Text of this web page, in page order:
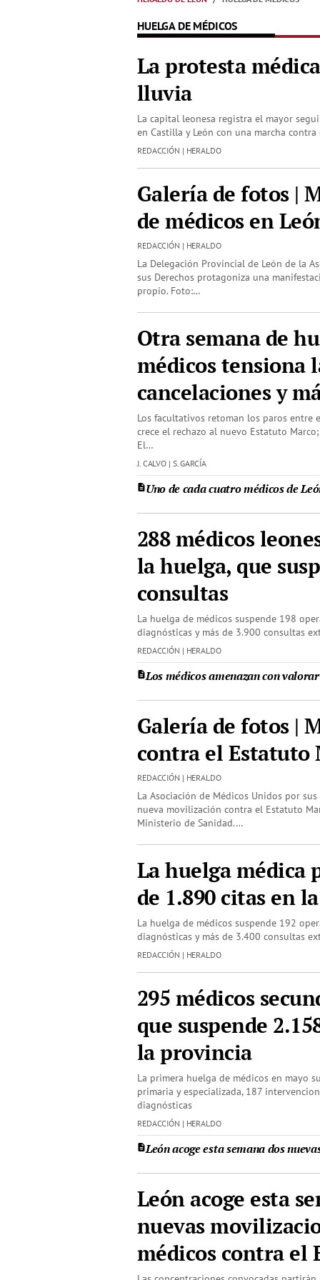
HUELGA DE MÉDICOS
La protesta
lluvia
La capital leonesa registra el mayor
en Castilla y León con una marcha
REDACCIÓN | HERALDO
Galería de fotos |
de médicos en
REDACCIÓN | HERALDO
La Delegación Provincial de León de la
sus Derechos protagoniza una
propio. Foto:…
Otra semana de
médicos tensiona
cancelaciones y
Los facultativos retoman los paros entre
crece el rechazo al nuevo Estatuto
El…
J. CALVO | S. GARCÍA
Uno de cada cuatro médicos de
288 médicos
la huelga, que
consultas
La huelga de médicos suspende 198
diagnósticas y más de 3.900 consultas
REDACCIÓN | HERALDO
Los médicos amenazan con
Galería de fotos |
contra el Estatuto
REDACCIÓN | HERALDO
La Asociación de Médicos Unidos por
nueva movilización contra el Estatuto
Ministerio de Sanidad.…
La huelga médica
de 1.890 citas en
La huelga de médicos suspende 192
diagnósticas y más de 3.400 consultas
REDACCIÓN | HERALDO
295 médicos
que suspende
la provincia
La primera huelga de médicos en mayo
primaria y especializada, 187
diagnósticas
REDACCIÓN | HERALDO
León acoge esta semana dos
León acoge esta
nuevas
médicos contra el